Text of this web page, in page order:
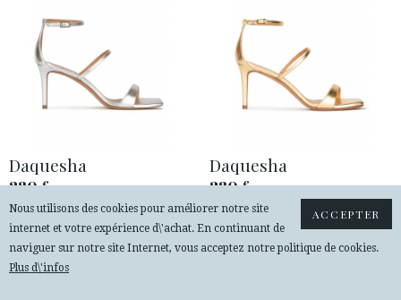
Daquesha
230€
Sandales à talons moyens en cuir
métallisé argenté
Daquesha
230€
Sandales à talons moyens en cuir
métallisé doré
ACCEPTER
Nous utilisons des cookies pour améliorer notre site
internet et votre expérience d\'achat. En continuant de
naviguer sur notre site Internet, vous acceptez notre politique de cookies.
Plus d\'infos